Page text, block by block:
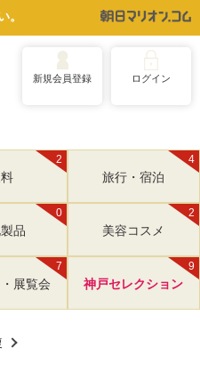
。
新規会員登録 ログイン
2 4
旅行・宿泊
0
品
2
美容コスメ
7
展覧会
9
神戸セレクション